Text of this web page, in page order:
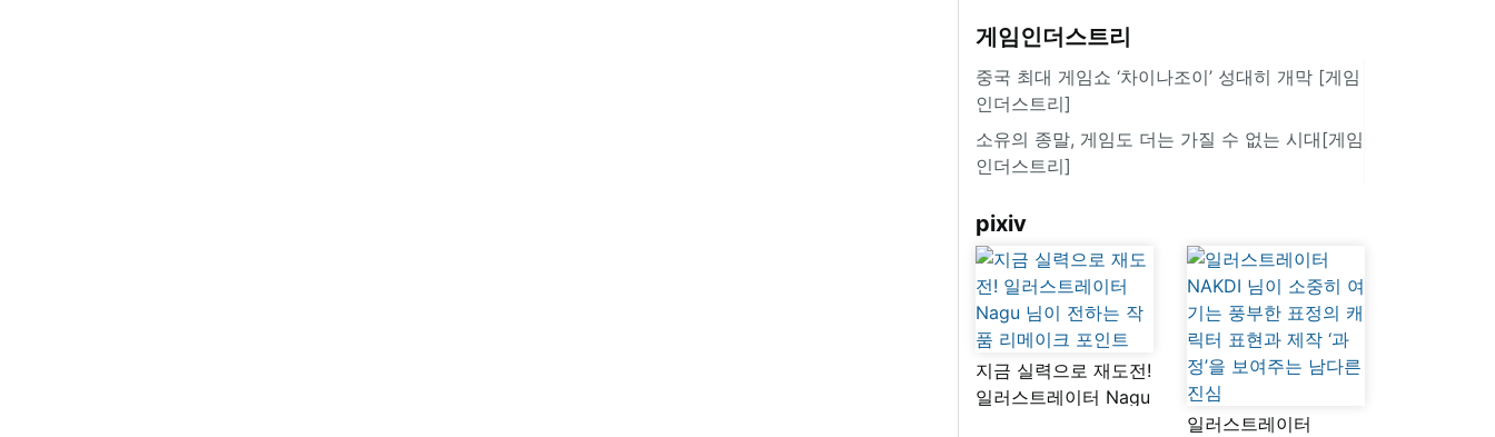
게임인더스트리
중국 최대 게임쇼 ‘차이나조이’ 성대히 개막 [게임
인더스트리]
소유의 종말, 게임도 더는 가질 수 없는 시대[게임
인더스트리]
pixiv
지금 실력으로 재도전!
일러스트레이터 Nagu
일러스트레이터